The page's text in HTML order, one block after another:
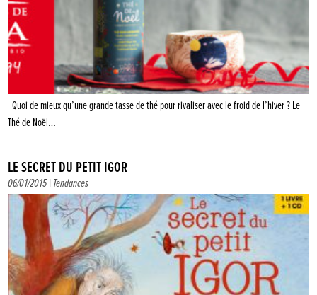
Quoi de mieux qu’une grande tasse de thé pour rivaliser avec le froid de l’hiver ? Le
Thé de Noël…
LE SECRET DU PETIT IGOR
06/01/2015 |Tendances